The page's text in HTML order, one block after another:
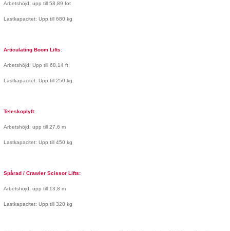
Arbetshöjd: upp till 58,89 fot
Lastkapacitet: Upp till 680 kg
Articulating Boom Lifts:
Arbetshöjd: Upp till 68,14 ft
Lastkapacitet: Upp till 250 kg
Teleskoplyft:
Arbetshöjd: upp till 27,6 m
Lastkapacitet: Upp till 450 kg
Spårad / Crawler Scissor Lifts:
Arbetshöjd: upp till 13,8 m
Lastkapacitet: Upp till 320 kg